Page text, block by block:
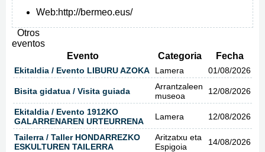
Web:http://bermeo.eus/
Otros
eventos
Evento
Categoria Fecha
Ekitaldia / Evento LIBURU AZOKA Lamera 01/08/2026
Bisita gidatua / Visita guiada
Arrantzaleen
museoa
12/08/2026
Ekitaldia / Evento 1912KO
GALARRENAREN URTEURRENA
Lamera 12/08/2026
Tailerra / Taller HONDARREZKO
ESKULTUREN TAILERRA
Aritzatxu eta
Espigoia
14/08/2026